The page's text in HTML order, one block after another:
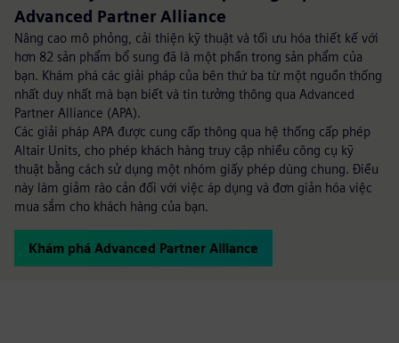
Advanced Partner Alliance
Nâng cao mô phỏng, cải thiện kỹ thuật và tối ưu hóa thiết kế với
hơn 82 sản phẩm bổ sung đã là một phần trong sản phẩm của
bạn. Khám phá các giải pháp của bên thứ ba từ một nguồn thống
nhất duy nhất mà bạn biết và tin tưởng thông qua Advanced
Partner Alliance (APA).
Các giải pháp APA được cung cấp thông qua hệ thống cấp phép
Altair Units, cho phép khách hàng truy cập nhiều công cụ kỹ
thuật bằng cách sử dụng một nhóm giấy phép dùng chung. Điều
này làm giảm rào cản đối với việc áp dụng và đơn giản hóa việc
mua sắm cho khách hàng của bạn.
Khám phá Advanced Partner Alliance